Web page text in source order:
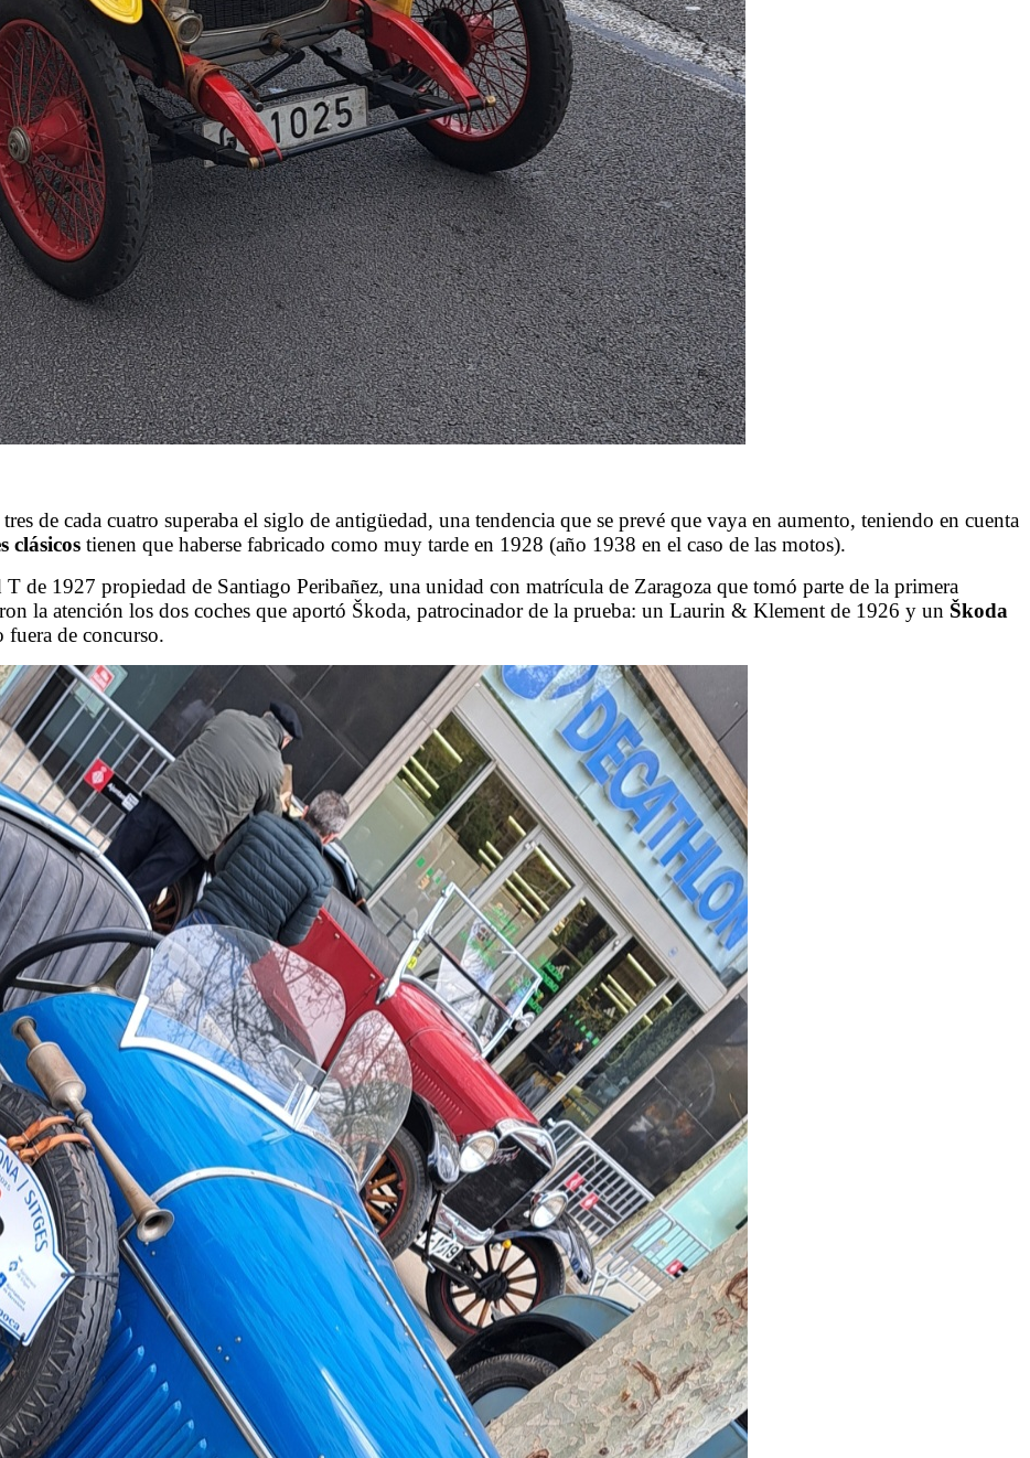
de cada cuatro superaba el siglo de antigüedad, una tendencia que se prevé que vaya en aumento, teniendo en cuenta
clásicos tienen que haberse fabricado como muy tarde en 1928 (año 1938 en el caso de las motos).
de 1927 propiedad de Santiago Peribañez, una unidad con matrícula de Zaragoza que tomó parte de la primera
la atención los dos coches que aportó Škoda, patrocinador de la prueba: un Laurin & Klement de 1926 y un Škoda
fuera de concurso.